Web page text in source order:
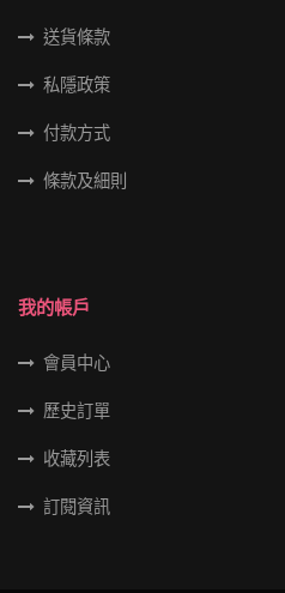
送貨條款
私隱政策
付款方式
條款及細則
我的帳戶
會員中心
歷史訂單
收藏列表
訂閱資訊